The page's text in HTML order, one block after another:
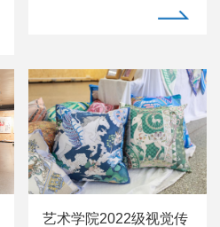
艺术学院2022级视觉传